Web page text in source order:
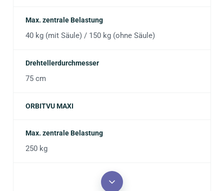
Max. zentrale Belastung
40 kg (mit Säule) / 150 kg (ohne Säule)
Drehtellerdurchmesser
75 cm
ORBITVU MAXI
Max. zentrale Belastung
250 kg